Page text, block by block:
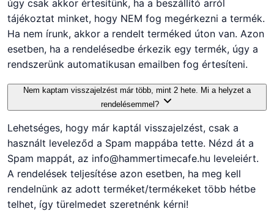
úgy csak akkor értesítünk, ha a beszállító arról
tájékoztat minket, hogy NEM fog megérkezni a termék.
Ha nem írunk, akkor a rendelt terméked úton van. Azon
esetben, ha a rendelésedbe érkezik egy termék, úgy a
rendszerünk automatikusan emailben fog értesíteni.
Nem kaptam visszajelzést már több, mint 2 hete. Mi a helyzet a
rendelésemmel?
Lehetséges, hogy már kaptál visszajelzést, csak a
használt leveleződ a Spam mappába tette. Nézd át a
Spam mappát, az info@hammertimecafe.hu leveleiért.
A rendelések teljesítése azon esetben, ha meg kell
rendelnünk az adott terméket/termékeket több hétbe
telhet, így türelmedet szeretnénk kérni!